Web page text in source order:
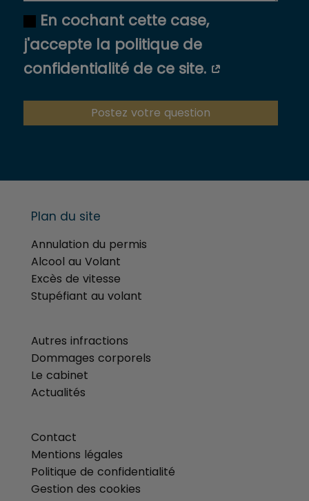
En cochant cette case,
j'accepte la politique de
confidentialité de ce site.
Postez votre question
Plan du site
Annulation du permis
Alcool au Volant
Excès de vitesse
Stupéfiant au volant
Autres infractions
Dommages corporels
Le cabinet
Actualités
Contact
Mentions légales
Politique de confidentialité
Gestion des cookies